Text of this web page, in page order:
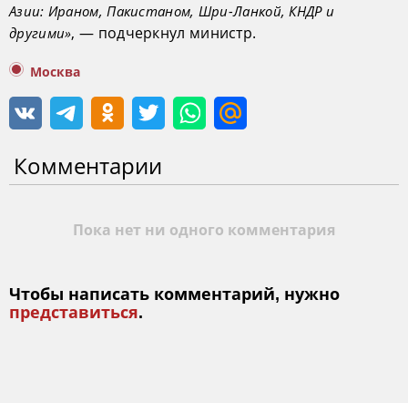
Азии: Ираном, Пакистаном, Шри-Ланкой, КНДР и
другими», — подчеркнул министр.
Москва
Комментарии
Пока нет ни одного комментария
Чтобы написать комментарий, нужно
представиться.